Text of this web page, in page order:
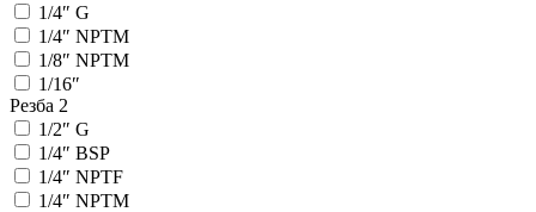
1/4″ G
1/4″ NPTM
1/8″ NPTM
1/16″
Резба 2
1/2″ G
1/4″ BSP
1/4″ NPTF
1/4″ NPTM